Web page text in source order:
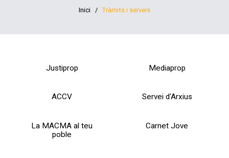
Inici / Tràmits i serveis
Justiprop Mediaprop
ACCV Servei d'Arxius
La MACMA al teu
poble
Carnet Jove